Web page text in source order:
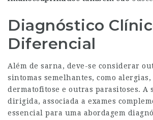
Diagnóstico
Diferencial
Além de sarna, deve-se considerar
sintomas semelhantes, como
dermatofitose e outras parasitoses. A
dirigida, associada a exames
essencial para uma abordagem